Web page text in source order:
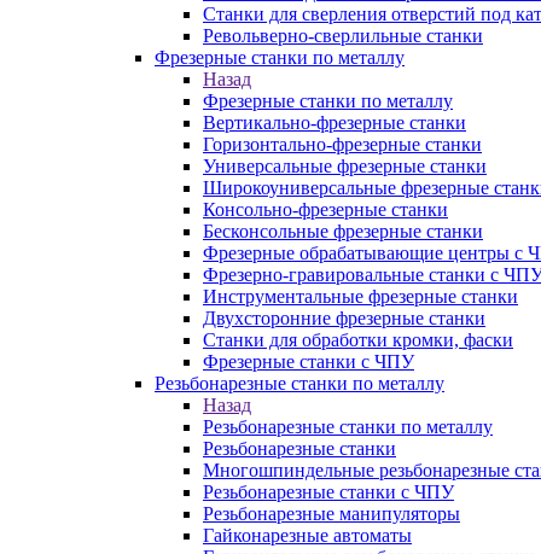
Станки для сверления отверстий под
Револьверно-сверлильные станки
Фрезерные станки по металлу
Назад
Фрезерные станки по металлу
Вертикально-фрезерные станки
Горизонтально-фрезерные станки
Универсальные фрезерные станки
Широкоуниверсальные фрезерные
Консольно-фрезерные станки
Бесконсольные фрезерные станки
Фрезерные обрабатывающие центры с
Фрезерно-гравировальные станки с
Инструментальные фрезерные станки
Двухсторонние фрезерные станки
Станки для обработки кромки, фаски
Фрезерные станки с ЧПУ
Резьбонарезные станки по металлу
Назад
Резьбонарезные станки по металлу
Резьбонарезные станки
Многошпиндельные резьбонарезные
Резьбонарезные станки с ЧПУ
Резьбонарезные манипуляторы
Гайконарезные автоматы